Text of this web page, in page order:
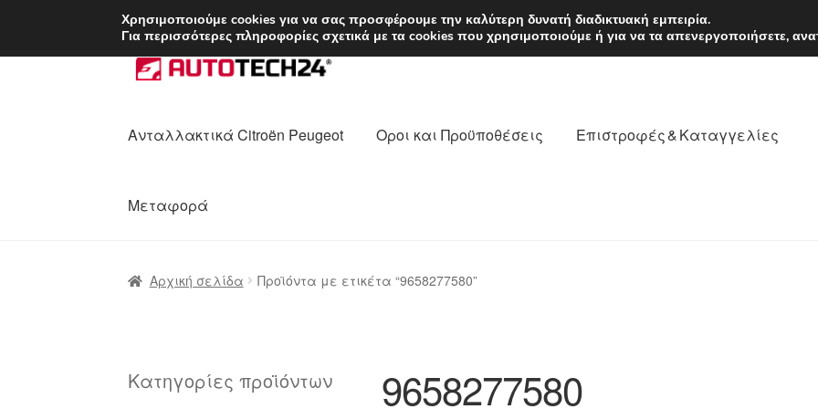
ΑΠΟΣΤΟΛΗ από 7 EUR Δευτέρα-Παρ.
Απευθείας
μετάβαση
πλοήγηση
Μετάβαση
σε
Ανταλλακτικά Citroën Peugeot Οροι και Προϋποθέσεις Επιστροφές & Καταγγελίες
Μεταφορά
Αρχική σελίδα Προϊόντα με ετικέτα “9658277580”
9658277580
Κατηγορίες προϊόντων
Χρησιμοποιούμε cookies για να σας προσφέρουμε την καλύτερη δυνατή διαδικτυακή εμπειρία.
Για περισσότερες πληροφορίες σχετικά με τα cookies που χρησιμοποιούμε ή για να τα απενεργοποιήσετε,